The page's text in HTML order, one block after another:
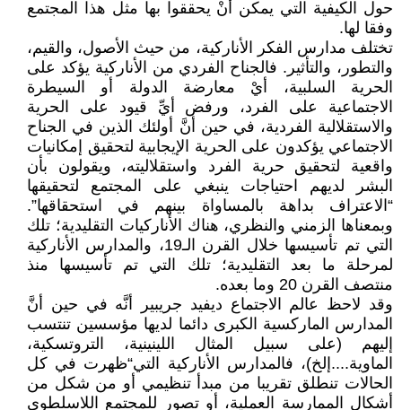
حول الكيفية التي يمكن أنْ يحققوا بها مثل هذا المجتمع
وفقا لها.
تختلف مدارس الفكر الأناركية، من حيث الأصول، والقيم،
والتطور، والتأثير. فالجناح الفردي من الأناركية يؤكد على
الحرية السلبية، أيْ معارضة الدولة أو السيطرة
الاجتماعية على الفرد، ورفض أيِّ قيود على الحرية
والاستقلالية الفردية، في حين أنَّ أولئك الذين في الجناح
الاجتماعي يؤكدون على الحرية الإيجابية لتحقيق إمكانيات
واقعية لتحقيق حرية الفرد واستقلاليته، ويقولون بأن
البشر لديهم احتياجات ينبغي على المجتمع لتحقيقها
“الاعتراف بداهة بالمساواة بينهم في استحقاقها”.
وبمعناها الزمني والنظري، هناك الأناركيات التقليدية؛ تلك
التي تم تأسيسها خلال القرن الـ19، والمدارس الأناركية
لمرحلة ما بعد التقليدية؛ تلك التي تم تأسيسها منذ
منتصف القرن 20 وما بعده.
وقد لاحظ عالم الاجتماع ديفيد جريبير أنَّه في حين أنَّ
المدارس الماركسية الكبرى دائما لديها مؤسسين تنتسب
إليهم (على سبيل المثال اللينينية، التروتسكية،
الماوية....إلخ)، فالمدارس الأناركية التي“ظهرت في كل
الحالات تنطلق تقريبا من مبدأ تنظيمي أو من شكل من
أشكال الممارسة العملية، أو تصور للمجتمع اللاسلطوي